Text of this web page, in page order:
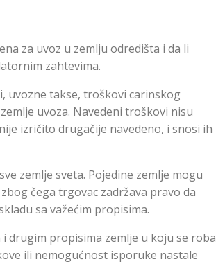
za uvoz u zemlju odredišta i da li
zahtevima.
uvozne takse, troškovi carinskog
uvoza. Navedeni troškovi nisu
izričito drugačije navedeno, i snosi ih
zemlje sveta. Pojedine zemlje mogu
čega trgovac zadržava pravo da
sa važećim propisima.
drugim propisima zemlje u koju se roba
ili nemogućnost isporuke nastale